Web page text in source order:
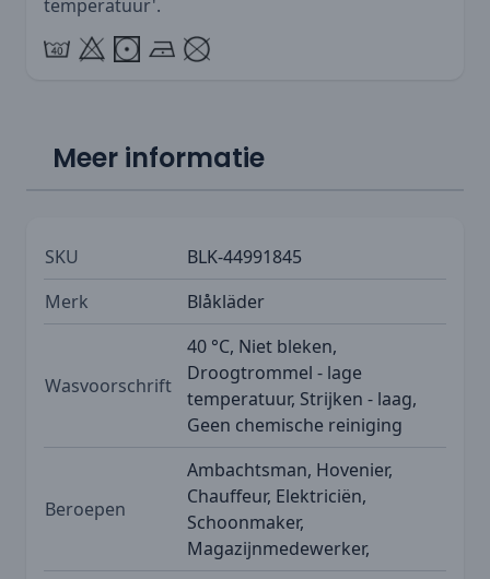
temperatuur'.
Meer informatie
SKU
BLK-44991845
Merk
Blåkläder
Wasvoorschrift
40 °C, Niet bleken,
Droogtrommel - lage
temperatuur, Strijken - laag,
Geen chemische reiniging
Beroepen
Ambachtsman, Hovenier,
Chauffeur, Elektriciën,
Schoonmaker,
Magazijnmedewerker,